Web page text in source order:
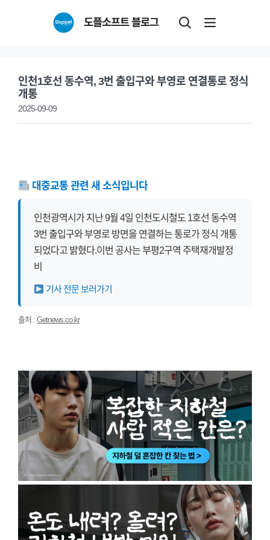
도플소프트 블로그
인천1호선 동수역, 3번 출입구와 부영로 연결통로 정식
개통
2025-09-09
대중교통 관련 새 소식입니다
인천광역시가 지난 9월 4일 인천도시철도 1호선 동수역
3번 출입구와 부영로 방면을 연결하는 통로가 정식 개통
되었다고 밝혔다.이번 공사는 부평2구역 주택재개발정
비
기사 전문 보러가기
출처 : Getnews.co.kr